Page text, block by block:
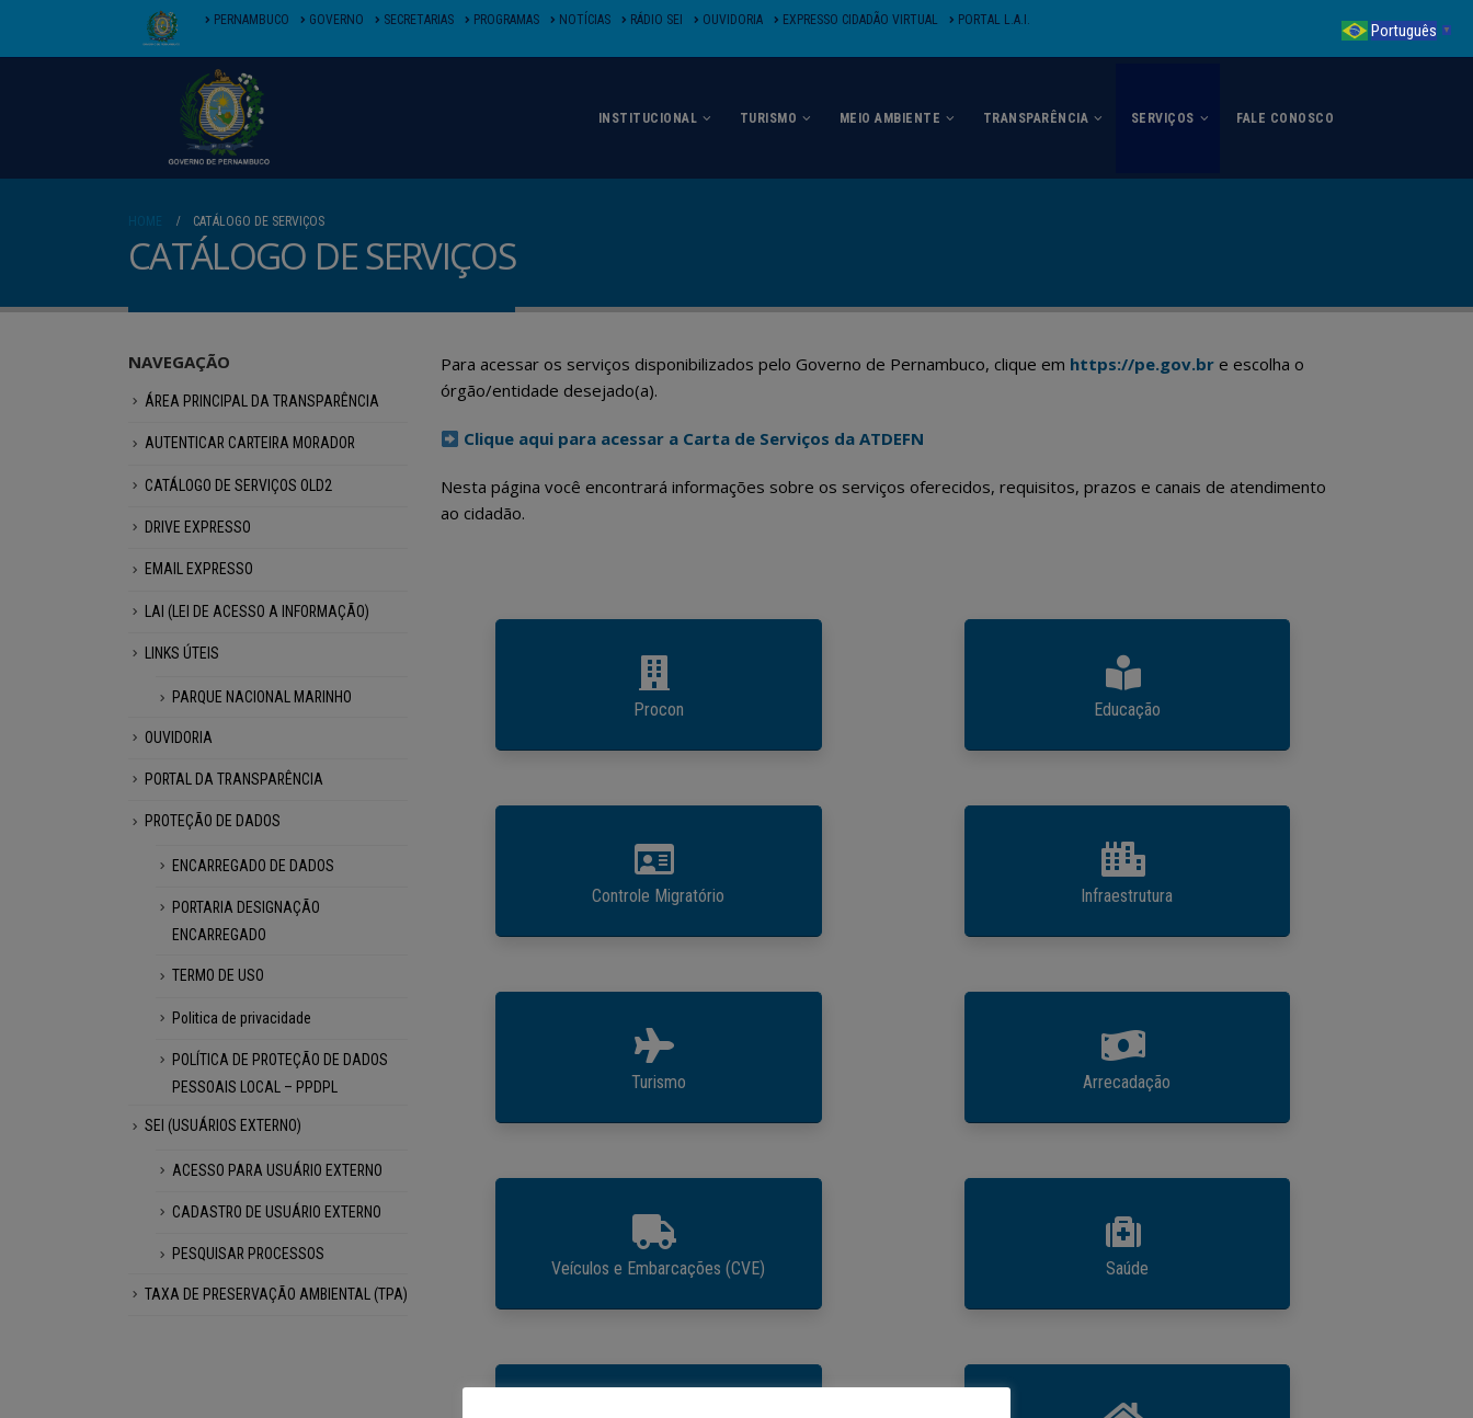
PERNAMBUCO GOVERNO SECRETARIAS PROGRAMAS NOTÍCIAS RÁDIO SEI OUVIDORIA EXPRESSO CIDADÃO VIRTUAL PORTAL L.A.I.
INSTITUCIONAL TURISMO MEIO AMBIENTE TRANSPARÊNCIA SERVIÇOS FALE CONOSCO
HOME CATÁLOGO DE SERVIÇOS
CATÁLOGO DE SERVIÇOS
Para acessar os serviços disponibilizados pelo Governo de Pernambuco, clique em https://pe.gov.br e escolha o
órgão/entidade desejado(a).
Clique aqui para acessar a Carta de Serviços da ATDEFN
Nesta página você encontrará informações sobre os serviços oferecidos, requisitos, prazos e canais de atendimento
ao cidadão.
Procon
Controle Migratório
Turismo
Veículos e Embarcações (CVE)
Educação
Infraestrutura
Arrecadação
Saúde
NAVEGAÇÃO
ÁREA PRINCIPAL DA TRANSPARÊNCIA
AUTENTICAR CARTEIRA MORADOR
CATÁLOGO DE SERVIÇOS OLD2
DRIVE EXPRESSO
EMAIL EXPRESSO
LAI (LEI DE ACESSO A INFORMAÇÃO)
LINKS ÚTEIS
PARQUE NACIONAL MARINHO
OUVIDORIA
PORTAL DA TRANSPARÊNCIA
PROTEÇÃO DE DADOS
ENCARREGADO DE DADOS
PORTARIA DESIGNAÇÃO
ENCARREGADO
TERMO DE USO
Politica de privacidade
POLÍTICA DE PROTEÇÃO DE DADOS
PESSOAIS LOCAL – PPDPL
SEI (USUÁRIOS EXTERNO)
ACESSO PARA USUÁRIO EXTERNO
CADASTRO DE USUÁRIO EXTERNO
PESQUISAR PROCESSOS
TAXA DE PRESERVAÇÃO AMBIENTAL (TPA)
Português ▼